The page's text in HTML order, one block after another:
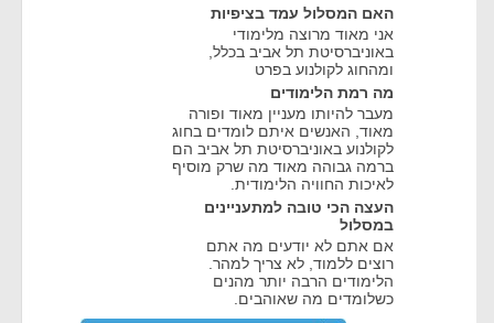
האם המסלול עמד בציפיות
אני מאוד מרוצה מלימודי
באוניברסיטת תל אביב בכלל,
ומהחוג לקולנוע בפרט
מה רמת הלימודים
מעבר להיותו מעניין מאוד ופורה
מאוד, האנשים איתם לומדים בחוג
לקולנוע באוניברסיטת תל אביב הם
ברמה גבוהה מאוד מה שרק מוסיף
לאיכות החוויה הלימודית.
העצה הכי טובה למתעניינים
במסלול
אם אתם לא יודעים מה אתם
רוצים ללמוד, לא צריך למהר.
הלימודים הרבה יותר מהנים
כשלומדים מה שאוהבים.